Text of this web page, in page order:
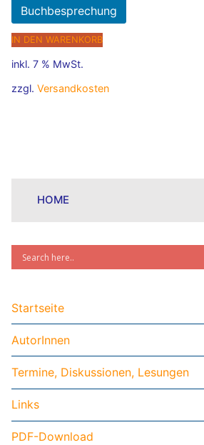
Buchbesprechung
IN DEN WARENKORB
inkl. 7 % MwSt.
zzgl. Versandkosten
HOME
Startseite
AutorInnen
Termine, Diskussionen, Lesungen
Links
PDF-Download